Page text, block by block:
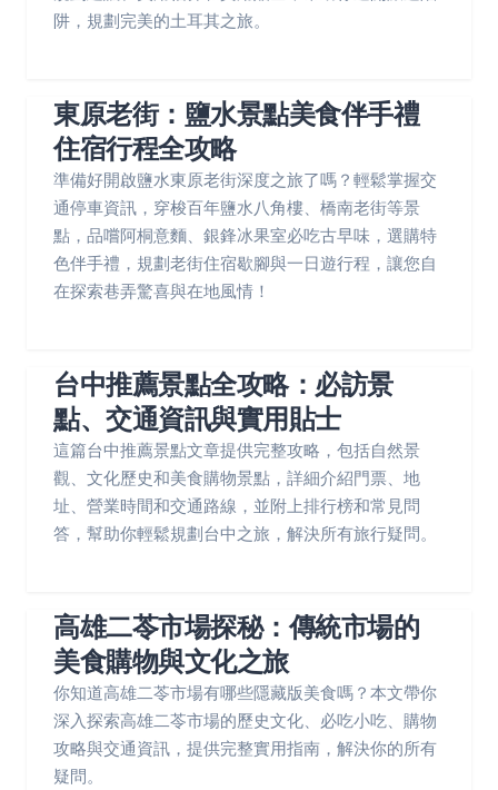
阱，規劃完美的土耳其之旅。
東原老街：鹽水景點美食伴手禮
住宿行程全攻略
準備好開啟鹽水東原老街深度之旅了嗎？輕鬆掌握交
通停車資訊，穿梭百年鹽水八角樓、橋南老街等景
點，品嚐阿桐意麵、銀鋒冰果室必吃古早味，選購特
色伴手禮，規劃老街住宿歇腳與一日遊行程，讓您自
在探索巷弄驚喜與在地風情！
台中推薦景點全攻略：必訪景
點、交通資訊與實用貼士
這篇台中推薦景點文章提供完整攻略，包括自然景
觀、文化歷史和美食購物景點，詳細介紹門票、地
址、營業時間和交通路線，並附上排行榜和常見問
答，幫助你輕鬆規劃台中之旅，解決所有旅行疑問。
高雄二苓市場探秘：傳統市場的
美食購物與文化之旅
你知道高雄二苓市場有哪些隱藏版美食嗎？本文帶你
深入探索高雄二苓市場的歷史文化、必吃小吃、購物
攻略與交通資訊，提供完整實用指南，解決你的所有
疑問。